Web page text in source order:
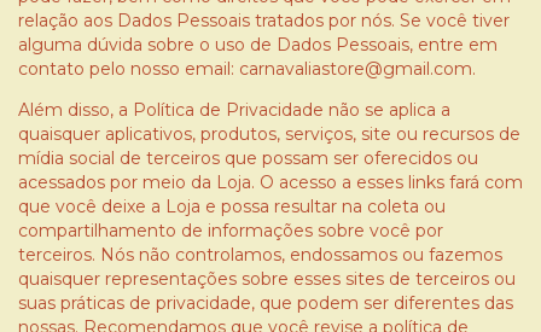
relação aos Dados Pessoais tratados por nós. Se você tiver
alguma dúvida sobre o uso de Dados Pessoais, entre em
contato pelo nosso email: carnavaliastore@gmail.com.
Além disso, a Política de Privacidade não se aplica a
quaisquer aplicativos, produtos, serviços, site ou recursos de
mídia social de terceiros que possam ser oferecidos ou
acessados por meio da Loja. O acesso a esses links fará com
que você deixe a Loja e possa resultar na coleta ou
compartilhamento de informações sobre você por
terceiros. Nós não controlamos, endossamos ou fazemos
quaisquer representações sobre esses sites de terceiros ou
suas práticas de privacidade, que podem ser diferentes das
nossas. Recomendamos que você revise a política de